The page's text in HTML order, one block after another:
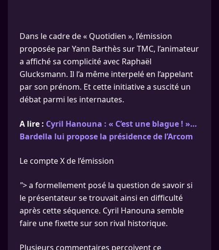
Dans le cadre de « Quotidien », l’émission
proposée par Yann Barthès sur TMC, l’animateur
a affiché sa complicité avec Raphaël
Glucksmann. Il l’a même interpelé en l’appelant
par son prénom. Et cette initiative a suscité un
débat parmi les internautes.
A lire : Cyril Hanouna : « C’est une blague ! »…
Bardella lui propose la présidence de l’Arcom
Le compte X de l’émission
">a formellement posé la question de savoir si
le présentateur se trouvait ainsi en difficulté
après cette séquence. Cyril Hanouna semble
faire une fixette sur son rival historique.
Plusieurs commentaires perçoivent ce